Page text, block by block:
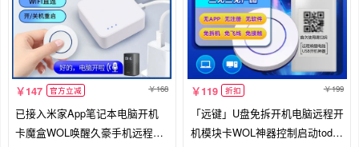
147 官方立减 168
已接入米家App笔记本电脑开机
卡魔盒WOL唤醒久豪手机远程控
119 折扣 199
「远键」U盘免拆开机电脑远程开
机模块卡WOL神器控制启动todes